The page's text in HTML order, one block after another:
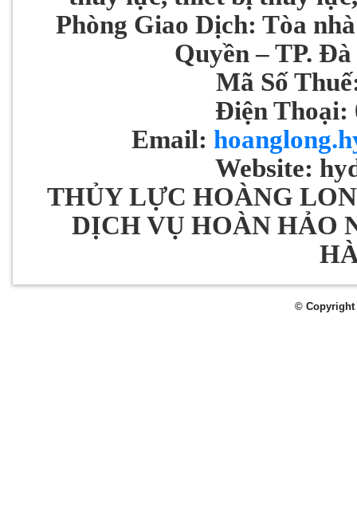
Phòng Giao Dịch: Tòa
Quyền – TP.
Mã Số
Điện Thoại:
Email:
Website:
THỦY LỰC HOÀNG
DỊCH VỤ HOÀN HẢO
© Copyright